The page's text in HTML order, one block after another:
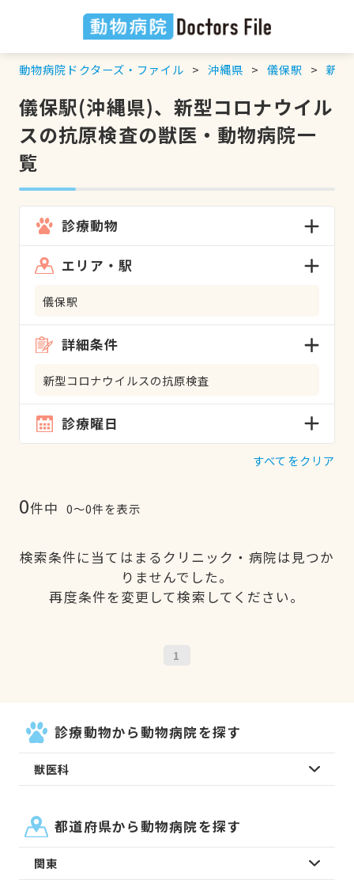
動物病院ドクターズ・ファイル 沖縄県 儀保駅 新型
儀保駅(沖縄県)、新型コロナウイル
スの抗原検査の獣医・動物病院一
覧
診療動物
エリア・駅
儀保駅
詳細条件
新型コロナウイルスの抗原検査
診療曜日
すべてをクリア
0件中 0〜0件を表示
検索条件に当てはまるクリニック・病院は見つか
りませんでした。
再度条件を変更して検索してください。
1
診療動物から動物病院を探す
獣医科
都道府県から動物病院を探す
関東